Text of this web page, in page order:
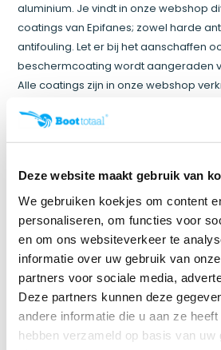
Deze website maakt gebruik van
We gebruiken koekjes om content
personaliseren, om functies voor
en om ons websiteverkeer te
informatie over uw gebruik van
partners voor sociale media,
Deze partners kunnen deze
andere informatie die u aan ze
hebben verzameld op basis van uw
aluminium. Je vindt in onze webshop
coatings van Epifanes; zowel harde
antifouling. Let er bij het aanschaffen
beschermcoating wordt aangeraden
Alle coatings zijn in onze webshop
antifouling genoemd? Het merk
Copper Cruise aan. Het is een
welke beschikbaar is in zes
antifouling is uitermate geschikt
dertig knopen vaart. Ons advies:
Epifanes Copper Cruise aan voor een
Let erop dat dit type antifouling koper
geschikt is voor aluminium boten. De